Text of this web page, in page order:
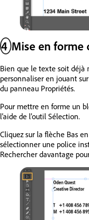
4Mise en forme
Bien que le texte soit déjà
personnaliser en jouant
du panneau Propriétés.
Pour mettre en forme un
l’aide de l’outil Sélection.
Cliquez sur la flèche Bas
sélectionner une police
Rechercher davantage